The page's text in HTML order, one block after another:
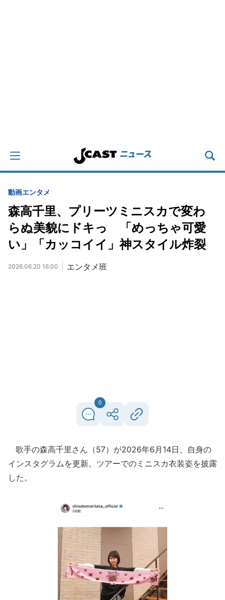
動画エンタメ
森高千里、プリーツミニスカで変わ
らぬ美貌にドキっ 「めっちゃ可愛
い」「カッコイイ」神スタイル炸裂
2026.06.20 16:00 エンタメ班
0
歌手の森高千里さん（57）が2026年6月14日、自身の
インスタグラムを更新。ツアーでのミニスカ衣装姿を披露
した。